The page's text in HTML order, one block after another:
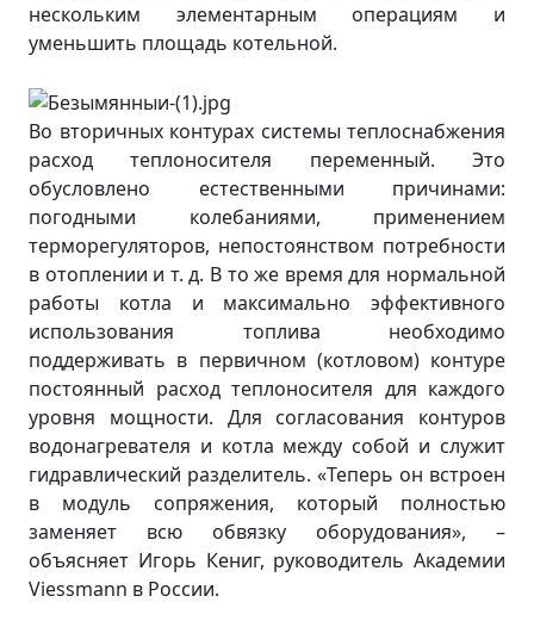
нескольким элементарным операциям и
уменьшить площадь котельной.
Во вторичных контурах системы теплоснабжения
расход теплоносителя переменный. Это
обусловлено естественными причинами:
погодными колебаниями, применением
терморегуляторов, непостоянством потребности
в отоплении и т. д. В то же время для нормальной
работы котла и максимально эффективного
использования топлива необходимо
поддерживать в первичном (котловом) контуре
постоянный расход теплоносителя для каждого
уровня мощности. Для согласования контуров
водонагревателя и котла между собой и служит
гидравлический разделитель. «Теперь он встроен
в модуль сопряжения, который полностью
заменяет всю обвязку оборудования», –
объясняет Игорь Кениг, руководитель Академии
Viessmann в России.